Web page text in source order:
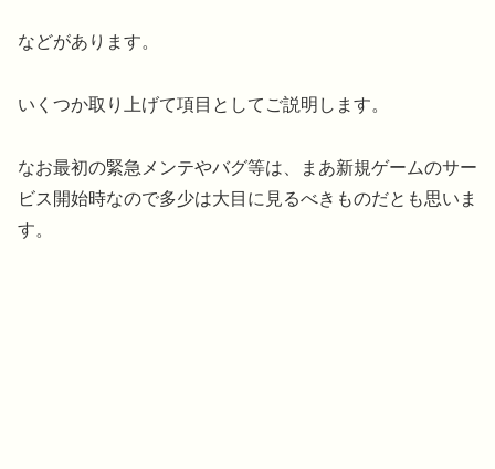
などがあります。
いくつか取り上げて項目としてご説明します。
なお最初の緊急メンテやバグ等は、まあ新規ゲームのサー
ビス開始時なので多少は大目に見るべきものだとも思いま
す。